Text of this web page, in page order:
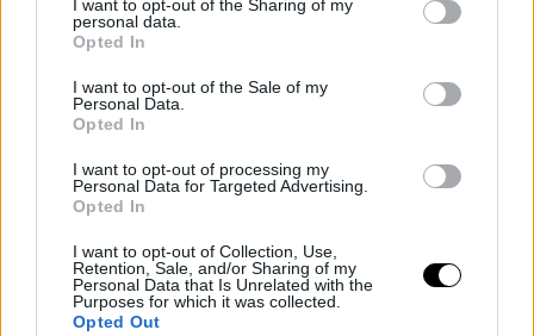
I want to opt-out of the Sharing of my
personal data.
Opted In
I want to opt-out of the Sale of my
Personal Data.
Opted In
I want to opt-out of processing my
Personal Data for Targeted Advertising.
Opted In
I want to opt-out of Collection, Use,
Retention, Sale, and/or Sharing of my
Personal Data that Is Unrelated with the
Purposes for which it was collected.
Opted Out
Novak Djokovic
NOVAK DJOKOVIC
Djokovic e l'importanza
inizi: "Mi ha detto di
essere sempre me
stesso e di rimanere
autentico"
ATPGRAND SLAM
rarità